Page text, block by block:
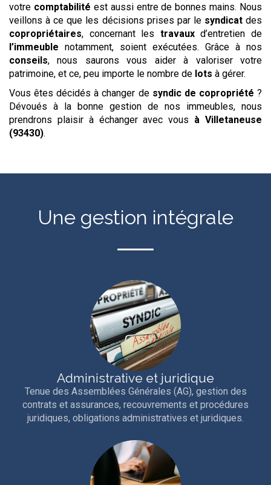
votre comptabilité est aussi entre de bonnes mains. Nous
veillons à ce que les décisions prises par le syndicatdes
copropriétaires, concernant les travauxd’entretien de
l’immeuble notamment, soient exécutées. Grâce à nos
conseils, nous saurons vous aider à valoriser votre
patrimoine, et ce, peu importe le nombre de lots à gérer.
Vous êtes décidés à changer de syndic de copropriété ?
Dévoués à la bonne gestion de nos immeubles, nous
prendrons plaisir à échanger avec vous à Villetaneuse
(93430).
Une gestion intégrale
Administrative et juridique
Tenue des Assemblées Générales (AG), gestion des
contrats et assurances, recouvrements et procédures
juridiques, obligations administratives et juridiques.